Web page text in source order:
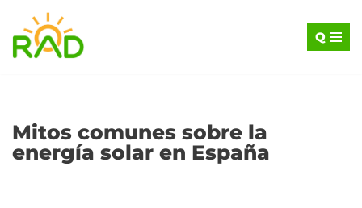
Saltar
al
Q
Mitos comunes sobre la
energía solar en España